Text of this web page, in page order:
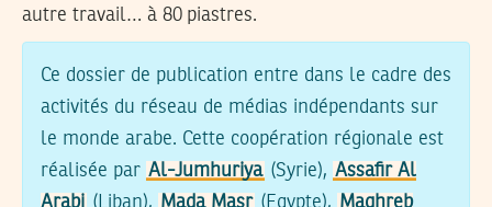
autre travail… à 80 piastres.
Ce dossier de publication entre dans le cadre des
activités du réseau de médias indépendants sur
le monde arabe. Cette coopération régionale est
réalisée par Al-Jumhuriya (Syrie), Assafir Al
Arabi (Liban), Mada Masr (Egypte), Maghreb